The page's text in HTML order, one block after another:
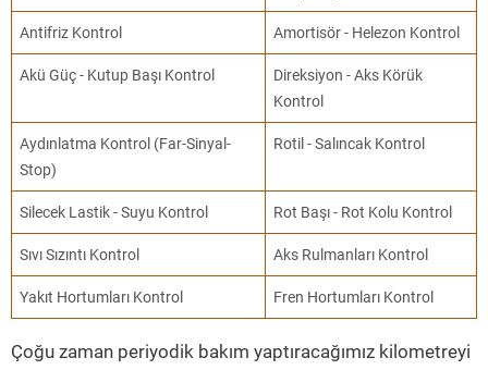
Antifriz Kontrol Amortisör - Helezon Kontrol
Akü Güç - Kutup Başı Kontrol
Direksiyon - Aks Körük
Kontrol
Aydınlatma Kontrol (Far-Sinyal-
Stop)
Rotil - Salıncak Kontrol
Silecek Lastik - Suyu Kontrol Rot Başı - Rot Kolu Kontrol
Sıvı Sızıntı Kontrol Aks Rulmanları Kontrol
Yakıt Hortumları Kontrol Fren Hortumları Kontrol
Çoğu zaman periyodik bakım yaptıracağımız kilometreyi